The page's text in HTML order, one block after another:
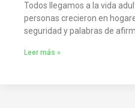
Todos llegamos a la vida
personas crecieron en
seguridad y palabras de
Leer más »